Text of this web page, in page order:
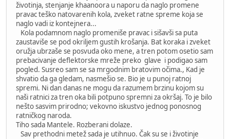
životinja, stenjanje khaanoora u naporu da naglo promene
pravac teško natovarenih kola, zveket ratne spreme koja se
naglo vadi iz kontejnera...
Kola podamnom naglo promeniše pravac i sišavši sa puta
zaustaviše se pod okriljem gustih krošanja. Bat koraka i zveket
oružja ubrzaše se posvuda oko mene, a tren potom osetio sam
prebacivanje deflektorske mreže preko glave i podigao sam
pogled. Susreo sam se sa mrgodnim bratovim očima., Kad je
shvatio da ga gledam, nasmešio se. Bio je u punoj ratnoj
spremi. Ni dan danas ne mogu da razumem brzinu kojom su
naši ratnici za tren oka bili potpuno spremni za okršaj. To je bilo
nešto sasvim prirodno; vekovno iskustvo jednog ponosnog
ratničkog naroda.
Tiho sada Mantele. Rozberani dolaze.
Sav prethodni metež sada je utihnuo. Čak su se i životinje